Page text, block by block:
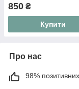
850 ₴
Купити
Про нас
98% позитивних